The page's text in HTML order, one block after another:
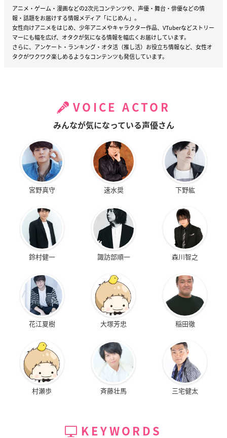
アニメ・ゲーム・漫画などの2次元コンテンツや、声優・舞台・俳優などの情
報・話題をお届けする情報メディア「にじめん」。
女性向けアニメをはじめ、少年アニメやキャラクター作品、VTuberなどストリー
マーにも幅を広げ、オタクが気になる情報を幅広くお届けしています。
さらに、アンケート・ランキング・オタ活（推し活）お役立ち情報など、女性オ
タクがワクワク楽しめるようなコンテンツも発信しています。
VOICE ACTOR
みんなが気になっている声優さん
宮野真守 速水奨 下野紘
鈴村健一 諏訪部順一 森川智之
花江夏樹 大塚芳忠 稲田徹
村瀬歩 斉藤壮馬 三宅健太
KEYWORDS